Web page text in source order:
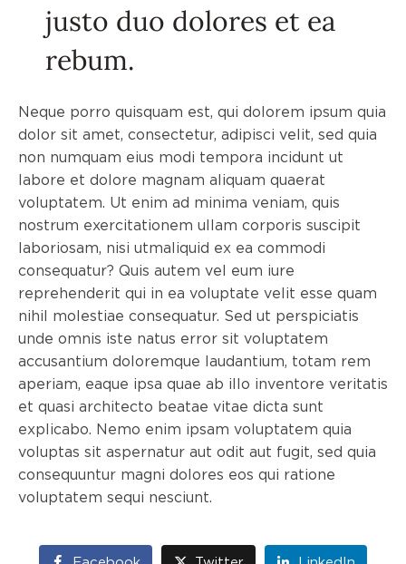
justo duo dolores et ea
rebum.
Neque porro quisquam est, qui dolorem ipsum quia
dolor sit amet, consectetur, adipisci velit, sed quia
non numquam eius modi tempora incidunt ut
labore et dolore magnam aliquam quaerat
voluptatem. Ut enim ad minima veniam, quis
nostrum exercitationem ullam corporis suscipit
laboriosam, nisi utmaliquid ex ea commodi
consequatur? Quis autem vel eum iure
reprehenderit qui in ea voluptate velit esse quam
nihil molestiae consequatur. Sed ut perspiciatis
unde omnis iste natus error sit voluptatem
accusantium doloremque laudantium, totam rem
aperiam, eaque ipsa quae ab illo inventore veritatis
et quasi architecto beatae vitae dicta sunt
explicabo. Nemo enim ipsam voluptatem quia
voluptas sit aspernatur aut odit aut fugit, sed quia
consequuntur magni dolores eos qui ratione
voluptatem sequi nesciunt.